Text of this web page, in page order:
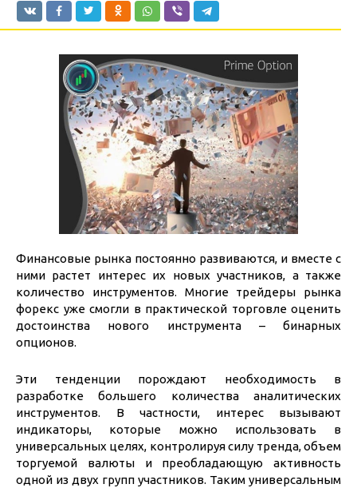
Финансовые рынка постоянно развиваются, и вместе с
ними растет интерес их новых участников, а также
количество инструментов. Многие трейдеры рынка
форекс уже смогли в практической торговле оценить
достоинства нового инструмента – бинарных
опционов.
Эти тенденции порождают необходимость в
разработке большего количества аналитических
инструментов. В частности, интерес вызывают
индикаторы, которые можно использовать в
универсальных целях, контролируя силу тренда, объем
торгуемой валюты и преобладающую активность
одной из двух групп участников. Таким универсальным